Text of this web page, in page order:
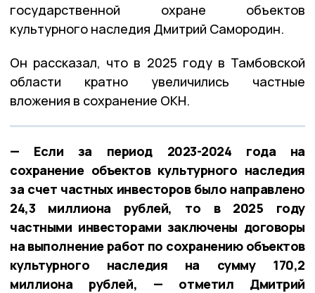
государственной охране объектов
культурного наследия Дмитрий Самородин.
Он рассказал, что в 2025 году в Тамбовской
области кратно увеличились частные
вложения в сохранение ОКН.
— Если за период 2023-2024 года на
сохранение объектов культурного наследия
за счет частных инвесторов было направлено
24,3 миллиона рублей, то в 2025 году
частными инвесторами заключены договоры
на выполнение работ по сохранению объектов
культурного наследия на сумму 170,2
миллиона рублей, — отметил Дмитрий